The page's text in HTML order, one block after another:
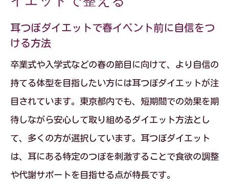
理想体型を卒業式・入学式で叶える耳つ
ぼダイエット活用法
耳つぼダイエットでイベント直前でも安
心して通えるポイント
理想体型を叶える耳つぼダイエットの実践法
耳つぼダイエットの効果的な進め方とポ
イント解説
理想体型を叶えたい人の耳つぼダイエッ
ト実践ステップ
耳つぼダイエットで具体的なボディメイ
耳つぼダイエットで春イベント前に自信をつ
ける方法
卒業式や入学式などの春の節目に向けて、より自信の
持てる体型を目指したい方には耳つぼダイエットが注
目されています。東京都内でも、短期間での効果を期
待しながら安心して取り組めるダイエット方法とし
て、多くの方が選択しています。耳つぼダイエット
は、耳にある特定のつぼを刺激することで食欲の調整
や代謝サポートを目指せる点が特長です。